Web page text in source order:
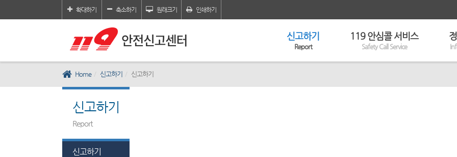
확대하기 축소하기 원래크기 인쇄하기
신고하기
Report
119 안심콜 서비스
Safety Call Service
Home 신고하기 신고하기
신고하기
Report
신고하기